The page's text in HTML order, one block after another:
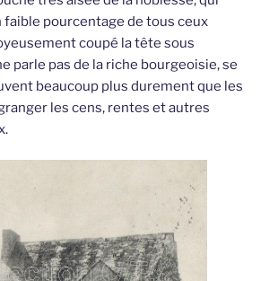
pourcentage de tous ceux
coupé la tête sous
parle pas de la riche bourgeoisie, se
beaucoup plus durement que les
les cens, rentes et autres